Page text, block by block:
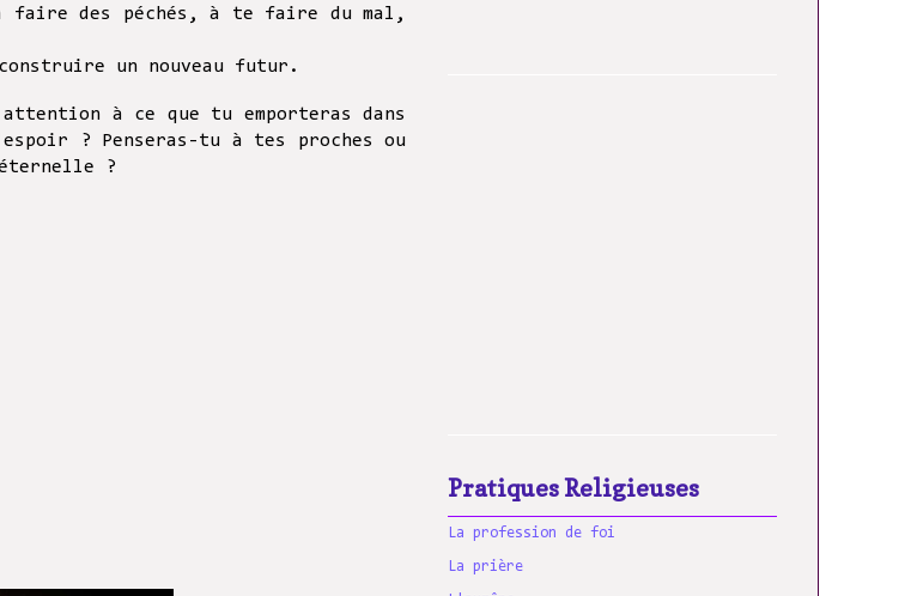
faire des péchés, à te faire du mal,
un nouveau futur.
à ce que tu emporteras dans
? Penseras-tu à tes proches ou
?
Pratiques Religieuses
La profession de foi
La prière